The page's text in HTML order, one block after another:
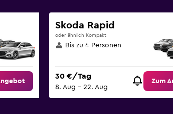
Skoda Rapid
oder ähnlich Kompakt
Bis zu 4 Personen
30 €/Tag
8. Aug – 22. Aug
Zum